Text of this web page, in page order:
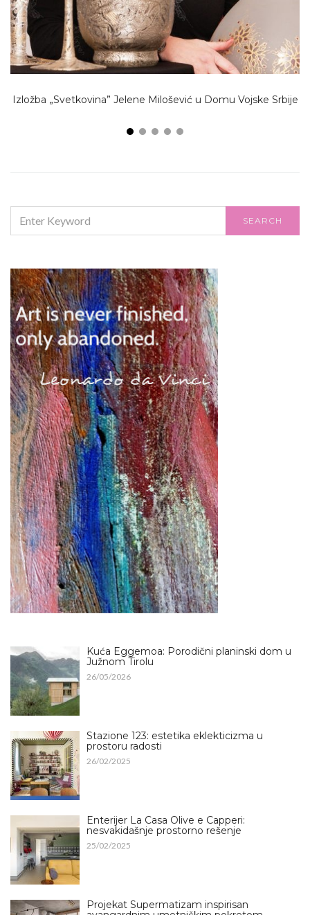
Izložba „Svetkovina” Jelene Milošević u Domu Vojske Srbije
FOR:
SEARCH
Kuća Eggemoa: Porodični planinski dom u
Južnom Tirolu
26/05/2026
Stazione 123: estetika eklekticizma u
prostoru radosti
26/02/2025
Enterijer La Casa Olive e Capperi:
nesvakidašnje prostorno rešenje
25/02/2025
Projekat Supermatizam inspirisan